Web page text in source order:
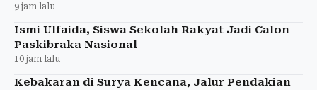
9 jam lalu
Ismi Ulfaida, Siswa Sekolah Rakyat Jadi Calon
Paskibraka Nasional
10 jam lalu
Kebakaran di Surya Kencana, Jalur Pendakian